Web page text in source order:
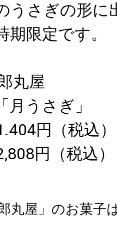
うさぎの形に
限定です。
丸屋
うさぎ」
円（税込）
円（税込）
郎丸屋」のお菓